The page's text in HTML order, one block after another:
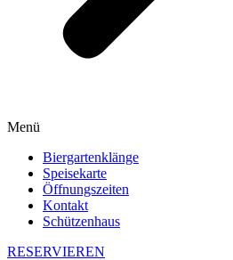
Menü
Biergartenklänge
Speisekarte
Öffnungszeiten
Kontakt
Schützenhaus
RESERVIEREN